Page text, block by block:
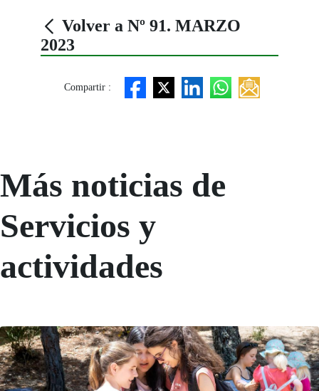
Volver a Nº 91. MARZO
2023
Compartir :
Más noticias de
Servicios y
actividades